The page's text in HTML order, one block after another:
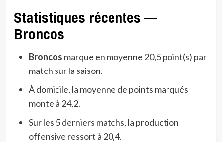
Statistiques récentes —
Broncos
Broncos marque en moyenne 20,5 point(s) par
match sur la saison.
À domicile, la moyenne de points marqués
monte à 24,2.
Sur les 5 derniers matchs, la production
offensive ressort à 20,4.